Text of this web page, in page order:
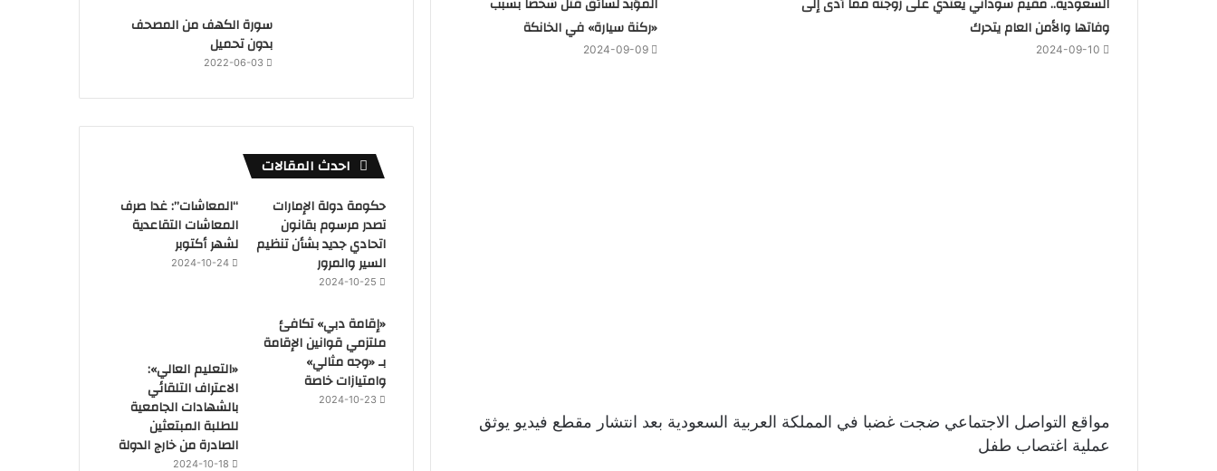
وفاتها والأمن العام يتحرك
2024-09-10
«ركنة سيارة» في الخانكة
2024-09-09
مواقع التواصل الاجتماعي ضجت غضبا في المملكة العربية السعودية بعد انتشار مقطع فيديو يوثق
عملية اغتصاب طفل
سورة الكهف من المصحف
بدون تحميل
2022-06-03
احدث المقالات
حكومة دولة الإمارات
تصدر مرسوم بقانون
اتحادي جديد بشأن تنظيم
السير والمرور
2024-10-25
“المعاشات”: غدا صرف
المعاشات التقاعدية
لشهر أكتوبر
2024-10-24
«إقامة دبي» تكافئ
ملتزمي قوانين الإقامة
بـ «وجه مثالي»
وامتيازات خاصة
2024-10-23
«التعليم العالي»:
الاعتراف التلقائي
بالشهادات الجامعية
للطلبة المبتعثين
الصادرة من خارج الدولة
2024-10-18